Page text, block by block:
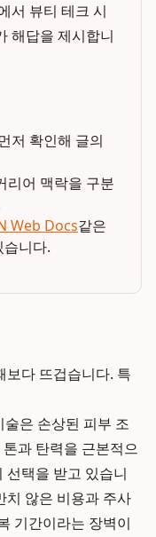
서 뷰티 테크 시
해답을 제시합니
저 확인해 글의
리어 맥락을 구분
Web Docs같은
니다.
보다 뜨겁습니다. 특
은 손상된 피부 조
과 탄력을 근본적으
선택을 받고 있습니
치 않은 비용과 주사
기간이라는 장벽이